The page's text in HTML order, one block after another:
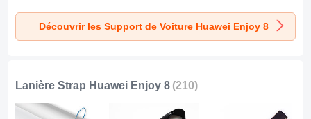
Huawei Enjoy 8
Huawei Enjoy 8
Noir
Universel BS1 pour
Huawei Enjoy 8
Noir
Découvrir les Support de Voiture Huawei Enjoy 8
Lanière Strap Huawei Enjoy 8 (210)